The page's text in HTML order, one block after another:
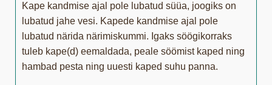
Kape kandmise ajal pole lubatud süüa, joogiks on
lubatud jahe vesi. Kapede kandmise ajal pole
lubatud närida närimiskummi. Igaks söögikorraks
tuleb kape(d) eemaldada, peale söömist kaped ning
hambad pesta ning uuesti kaped suhu panna.